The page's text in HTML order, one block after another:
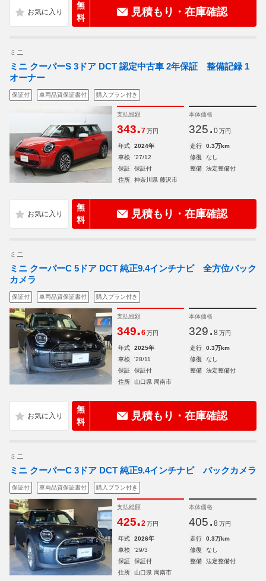
無
料
見積もり・在庫確認
ミニ
ミニ クーパーS 3ドア DCT 認定中古車 2年保証 整備記録 1
オーナー
保証付 車両品質保証書付 購入プラン付き
支払総額
343.7 万円
本体価格
325. 0 万円
年式 2024年 走行
0.3万km
車検
'27/12 修復
なし
保証
保証付 整備
法定整備付
住所
神奈川県 藤沢市
無
料
見積もり・在庫確認
ミニ
ミニ クーパーC 5ドア DCT 純正9.4インチナビ 全方位バック
カメラ
保証付 車両品質保証書付 購入プラン付き
支払総額
349.6 万円
本体価格
329. 8 万円
年式 2025年 走行
0.3万km
車検
'28/11 修復
なし
保証
保証付 整備
法定整備付
住所
山口県 周南市
無
料
見積もり・在庫確認
ミニ
ミニ クーパーC 3ドア DCT 純正9.4インチナビ バックカメラ
保証付 車両品質保証書付 購入プラン付き
支払総額
425.2 万円
本体価格
405. 8 万円
年式 2026年 走行
0.3万km
車検
'29/3 修復
なし
保証
保証付 整備
法定整備付
住所
山口県 周南市